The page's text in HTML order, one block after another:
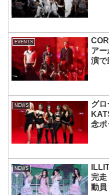
EVENTS
ア
演で
NEWS
グ
念ポ
NEWS
完
動